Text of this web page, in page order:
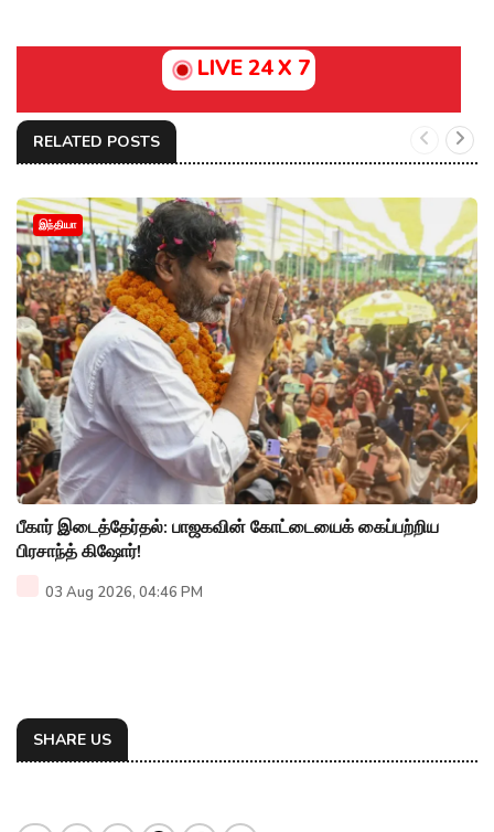
LIVE 24 X 7
RELATED POSTS
இந்தியா
பீகார் இடைத்தேர்தல்: பாஜகவின் கோட்டையைக் கைப்பற்றிய
பிரசாந்த் கிஷோர்!
03 Aug 2026, 04:46 PM
SHARE US